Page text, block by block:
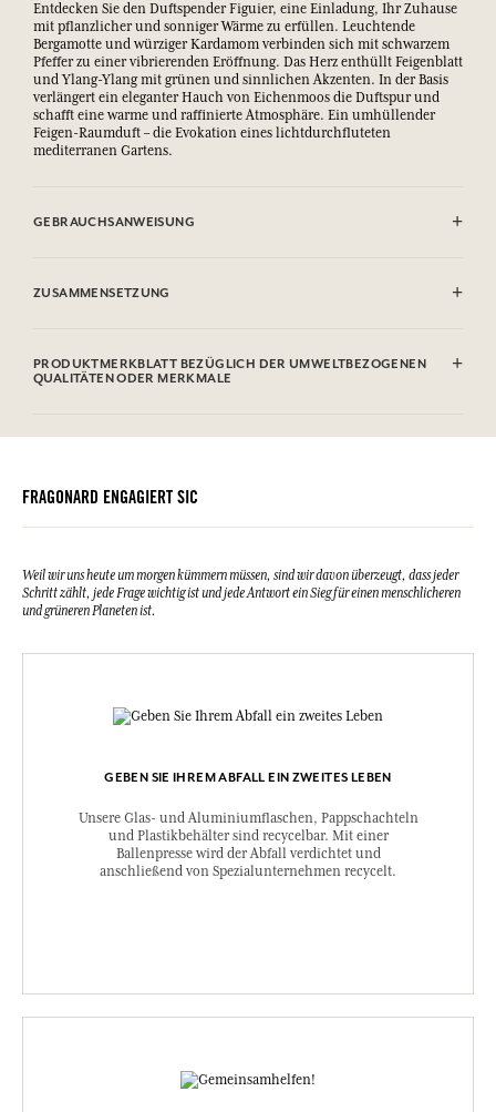
Entdecken Sie den Duftspender Figuier, eine Einladung, Ihr Zuhause
mit pflanzlicher und sonniger Wärme zu erfüllen. Leuchtende
Bergamotte und würziger Kardamom verbinden sich mit schwarzem
Pfeffer zu einer vibrierenden Eröffnung. Das Herz enthüllt Feigenblatt
und Ylang-Ylang mit grünen und sinnlichen Akzenten. In der Basis
verlängert ein eleganter Hauch von Eichenmoos die Duftspur und
schafft eine warme und raffinierte Atmosphäre. Ein umhüllender
Feigen-Raumduft – die Evokation eines lichtdurchfluteten
mediterranen Gartens.
GEBRAUCHSANWEISUNG
eintauchen. Die Stäbchen werden das Parfum absorbieren und es
Flüssigkeiten und Dämpfe leicht entzündbar.
Verursacht schwere Augenreizung.
BEI KONTAKT MIT DER HAUT: Mit viel Wasser und Seife waschen. Ist
Mülltrennungsvorschriften Ihrer Gemeinde entsorgen.
Notfallnummer (+33) 01.45.42.59.59.
UFI:7EV8-E0T2-R003-7AEW
ZUSAMMENSETZUNG
Salicylate, Citronellol, Tetramethyl Acetyloctahydronaphthalenes,
Limonene, Linalool, Cyclamen Aldehyde, Isoeugenol
PRODUKTMERKBLATT BEZÜGLICH DER UMWELTBEZOGENEN
QUALITÄTEN ODER MERKMALE
Bitte konsultieren Sie die Umweltqualitäten oder -merkmale, indem
FRAGONARD ENGAGIERT SIC
Weil wir uns heute um morgen kümmern müssen, sind wir davon überzeugt, dass jeder
Schritt zählt, jede Frage wichtig ist und jede Antwort ein Sieg für einen menschlicheren
und grüneren Planeten ist.
GEBEN SIE IHREM ABFALL EIN ZWEITES LEBEN
Unsere Glas- und Aluminiumflaschen, Pappschachteln
und Plastikbehälter sind recycelbar. Mit einer
Ballenpresse wird der Abfall verdichtet und
anschließend von Spezialunternehmen recycelt.